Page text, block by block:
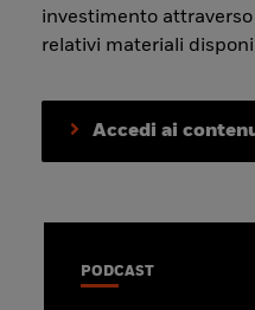
investimento attraverso
relativi materiali
Accedi ai
PODCAST